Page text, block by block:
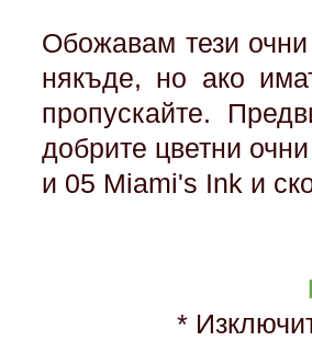
Обожавам тези
някъде, но ако
пропускайте.
добрите цветни
и 05 Miami's Ink и
*